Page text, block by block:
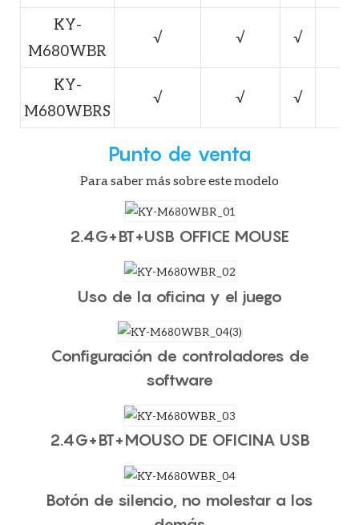
KY-
M680WBR
√ √ √
KY-
M680WBRS
√ √ √
Punto de venta
Para saber más sobre este modelo
2.4G+BT+USB OFFICE MOUSE
Uso de la oficina y el juego
Configuración de controladores de
software
2.4G+BT+MOUSO DE OFICINA USB
Botón de silencio, no molestar a los